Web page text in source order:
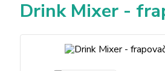
Drink Mixer -